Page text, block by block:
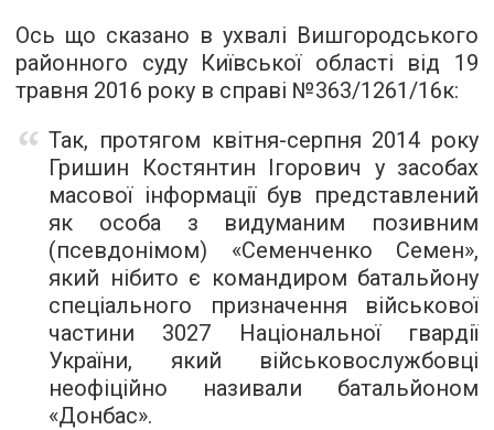
Ось що сказано в ухвалі Вишгородського
районного суду Київської області від 19
травня 2016 року в справі №363/1261/16к:
Так, протягом квітня-серпня 2014 року
Гришин Костянтин Ігорович у засобах
масової інформації був представлений
як особа з видуманим позивним
(псевдонімом) «Семенченко Семен»,
який нібито є командиром батальйону
спеціального призначення військової
частини 3027 Національної гвардії
України, який військовослужбовці
неофіційно називали батальйоном
«Донбас».